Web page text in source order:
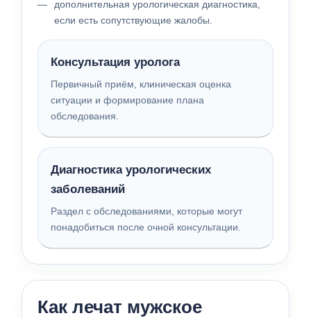
дополнительная урологическая диагностика,
если есть сопутствующие жалобы.
Консультация уролога
Первичный приём, клиническая оценка
ситуации и формирование плана
обследования.
Диагностика урологических
заболеваний
Раздел с обследованиями, которые могут
понадобиться после очной консультации.
Как лечат мужское